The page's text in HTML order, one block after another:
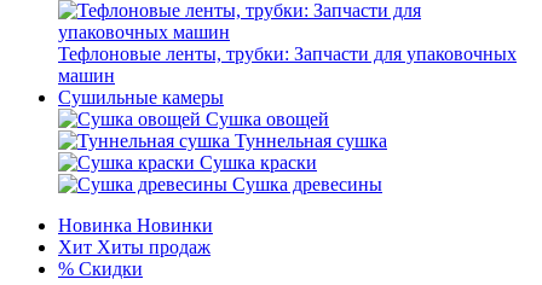
Тефлоновые ленты, трубки: Запчасти для упаковочных
машин
Сушильные камеры
Сушка овощей
Туннельная сушка
Сушка краски
Сушка древесины
Новинка Новинки
Хит Хиты продаж
% Скидки